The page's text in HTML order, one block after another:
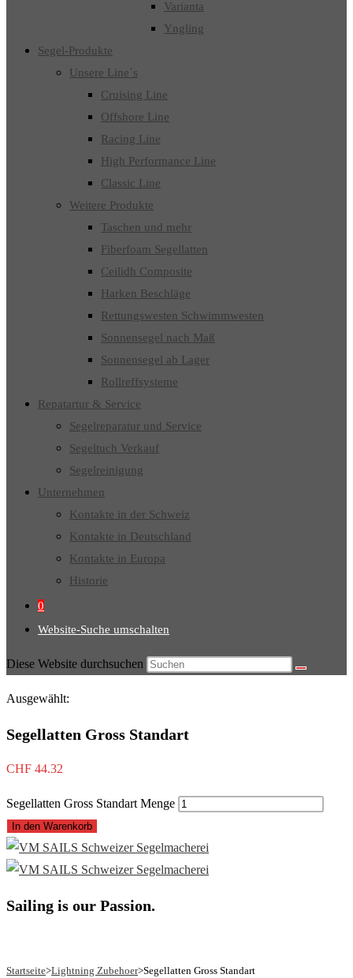
Varianta
Yngling
Segel-Produkte
Unsere Line´s
Cruising Line
Offshore Line
Racing Line
High Performance Line
Classic Line
Weitere Produkte
Taschen und mehr
Fiberfoam Segellatten
Ceilidh Composite
Harken Beschläge
Rettungswesten Schwimmwesten
Sonnensegel nach Maß
Sonnensegel ab Lager
Rollreffsysteme
Repatartur & Service
Segelreparatur und Service
Segeltuch Verkauf
Segelreinigung
Unternehmen
Kontakte in der Schweiz
Kontakte in Deutschland
Kontakte in Europa
Historie
0
Website-Suche umschalten
Diese Website durchsuchen
Ausgewählt:
Segellatten Gross Standart
CHF 44.32
Segellatten Gross Standart Menge
In den Warenkorb
Sailing is our Passion.
Startseite>Lightning Zubehoer>Segellatten Gross Standart